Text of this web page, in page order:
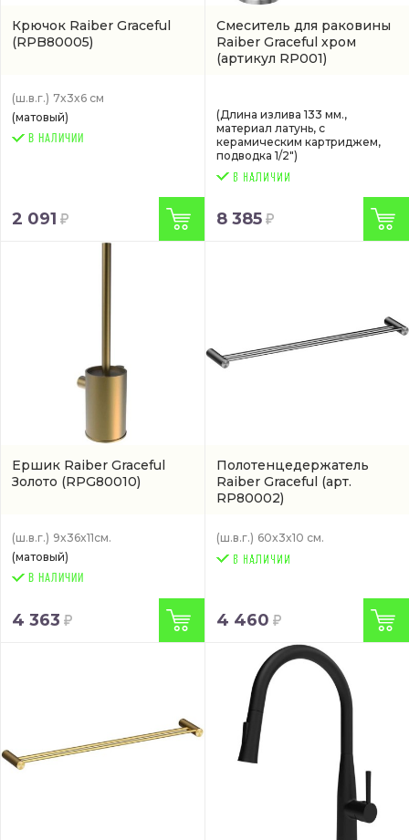
Крючок Raiber Graceful
(RPB80005)
(ш.в.г.) 7x3x6 см
(матовый)
В НАЛИЧИИ
2 091
Смеситель для раковины
Raiber Graceful хром
(артикул RP001)
(Длина излива 133 мм.,
материал латунь, с
керамическим картриджем,
подводка 1/2")
8 385
Ершик Raiber Graceful
Золото (RPG80010)
(ш.в.г.) 9x36x11см.
(матовый)
В НАЛИЧИИ
4 363
Полотенцедержатель
Raiber Graceful (арт.
RP80002)
(ш.в.г.) 60x3x10 см.
4 460